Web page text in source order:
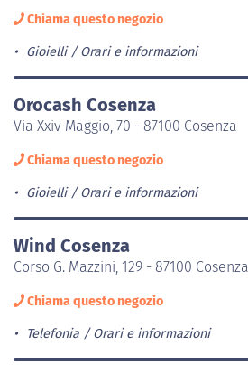
Chiama questo negozio
Gioielli Orari e informazioni
Orocash Cosenza
Via Xxiv Maggio, 70 - 87100 Cosenza
Chiama questo negozio
Gioielli Orari e informazioni
Wind Cosenza
Corso G. Mazzini, 129 - 87100 Cosenza
Chiama questo negozio
Telefonia Orari e informazioni